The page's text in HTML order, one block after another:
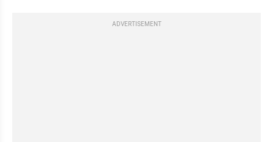
ADVERTISEMENT